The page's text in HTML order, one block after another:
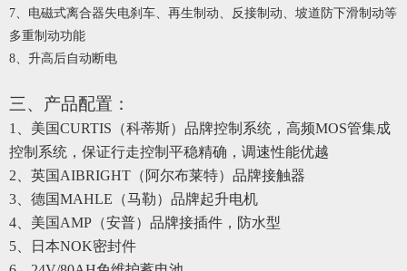
7、电磁式离合器失电刹车、再生制动、反接制动、坡道防下滑制动等
多重制动功能
8、升高后自动断电
三、产品配置：
1、美国CURTIS（科蒂斯）品牌控制系统 ，高频MOS管集成
控制系统，保证行走控制平稳精确，调速性能优越
2 、英国 AIBRIGHT（阿尔布莱特）品牌接触器
3 、德国MAHLE（马勒）品牌起升电机
4 、美国 AMP（安普）品牌接插件 ，防水型
5 、日本NOK密封件